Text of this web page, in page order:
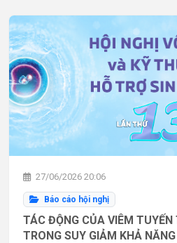
27/06/2026 20:06
Báo cáo hội nghị
TÁC ĐỘNG CỦA VIÊM
TRONG SUY GIẢM KHẢ